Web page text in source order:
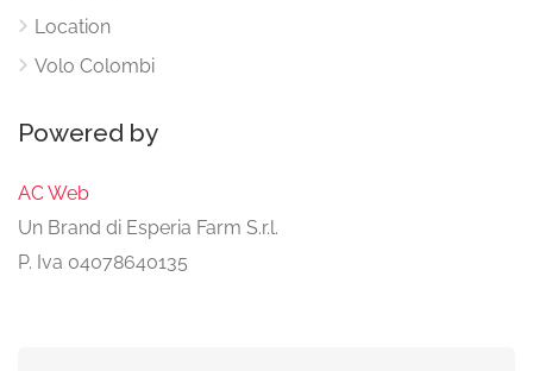
Location
Volo Colombi
Powered by
AC Web
Un Brand di Esperia Farm S.r.l.
P. Iva 04078640135